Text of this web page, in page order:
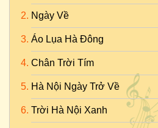
Ngày Về
Áo Lụa Hà Đông
Chân Trời Tím
Hà Nội Ngày Trở Về
Trời Hà Nội Xanh